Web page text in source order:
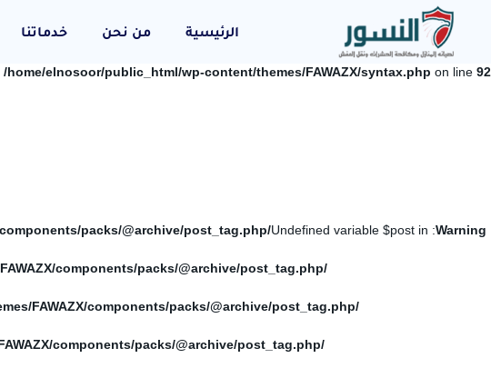
الرئيسية من نحن خدماتنا
/home/elnosoor/public_html/wp-content/themes/FAWAZX/syntax.php on line 92
Warning
: Undefined variable $post in
/home/elnosoor/public_html/wp-content/themes/FAWAZX/components/packs/@archive/post_tag.php
/home/elnosoor/public_html/wp-content/themes/FAWAZX/components/packs/@archive/post_tag.php
/home/elnosoor/public_html/wp-content/themes/FAWAZX/components/packs/@archive/post_tag.php
/home/elnosoor/public_html/wp-content/themes/FAWAZX/components/packs/@archive/post_tag.php